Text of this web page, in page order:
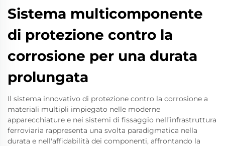
Sistema multicomponente
di protezione contro la
corrosione per una durata
prolungata
Il sistema innovativo di protezione contro la corrosione a
materiali multipli impiegato nelle moderne
apparecchiature e nei sistemi di fissaggio nell’infrastruttura
ferroviaria rappresenta una svolta paradigmatica nella
durata e nell'affidabilità dei componenti, affrontando la